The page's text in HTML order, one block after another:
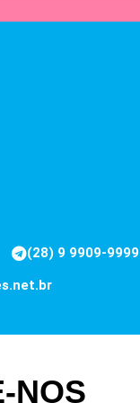
(28) 9 9909-9999
NOS